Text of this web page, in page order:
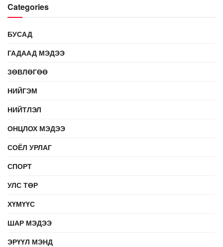
Categories
БУСАД
ГАДААД МЭДЭЭ
ЗӨВЛӨГӨӨ
НИЙГЭМ
НИЙТЛЭЛ
ОНЦЛОХ МЭДЭЭ
СОЁЛ УРЛАГ
СПОРТ
УЛС ТӨР
ХҮМҮҮС
ШАР МЭДЭЭ
ЭРҮҮЛ МЭНД